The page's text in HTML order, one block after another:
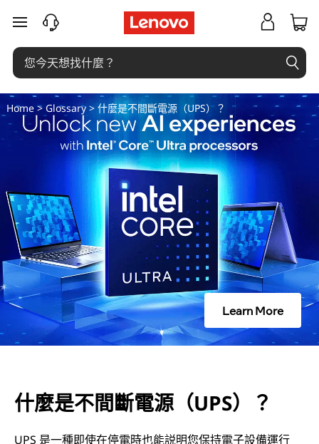
什
麼
是
不
間
電
源
（
U
P
）
？
跳至主要內容
Home> Glossary> 什麼是不間斷電源（UPS）？
Learn More
什麼是不間斷電源（UPS）？
UPS 是一種即使在停電時也能説明您保持電子設備運行